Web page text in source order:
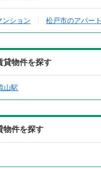
ンション 松戸市のアパート
貸物件を探す
山駅
物件を探す